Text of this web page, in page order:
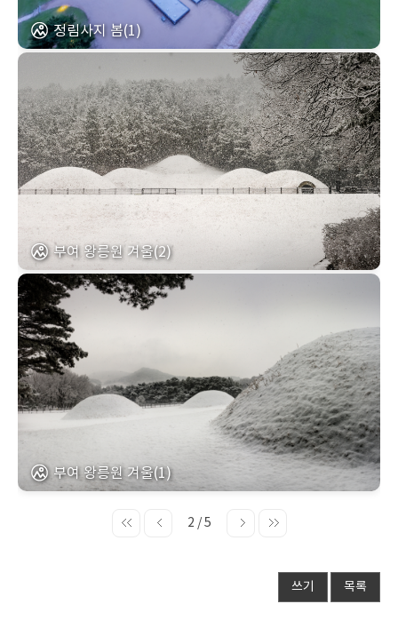
정림사지 봄(1)
부여 왕릉원 겨울(2)
부여 왕릉원 겨울(1)
2 / 5
쓰기 목록